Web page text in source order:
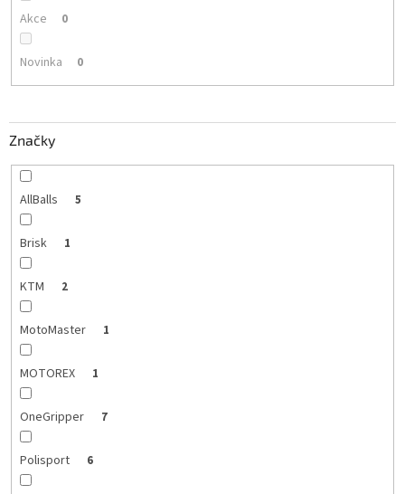
Akce 0
Novinka 0
Značky
AllBalls 5
Brisk 1
KTM 2
MotoMaster 1
MOTOREX 1
OneGripper 7
Polisport 6